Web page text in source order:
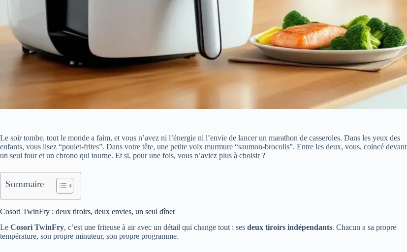
Le soir tombe, tout le monde a faim, et vous n’avez ni l’énergie ni l’envie de lancer un marathon de casseroles. Dans les yeux des
enfants, vous lisez “poulet-frites”. Dans votre tête, une petite voix murmure “saumon-brocolis”. Entre les deux, vous, coincé devant
un seul four et un chrono qui tourne. Et si, pour une fois, vous n’aviez plus à choisir ?
Sommaire
Cosori TwinFry : deux tiroirs, deux envies, un seul dîner
Le Cosori TwinFry, c’est une friteuse à air avec un détail qui change tout : ses deux tiroirs indépendants. Chacun a sa propre
température, son propre minuteur, son propre programme.